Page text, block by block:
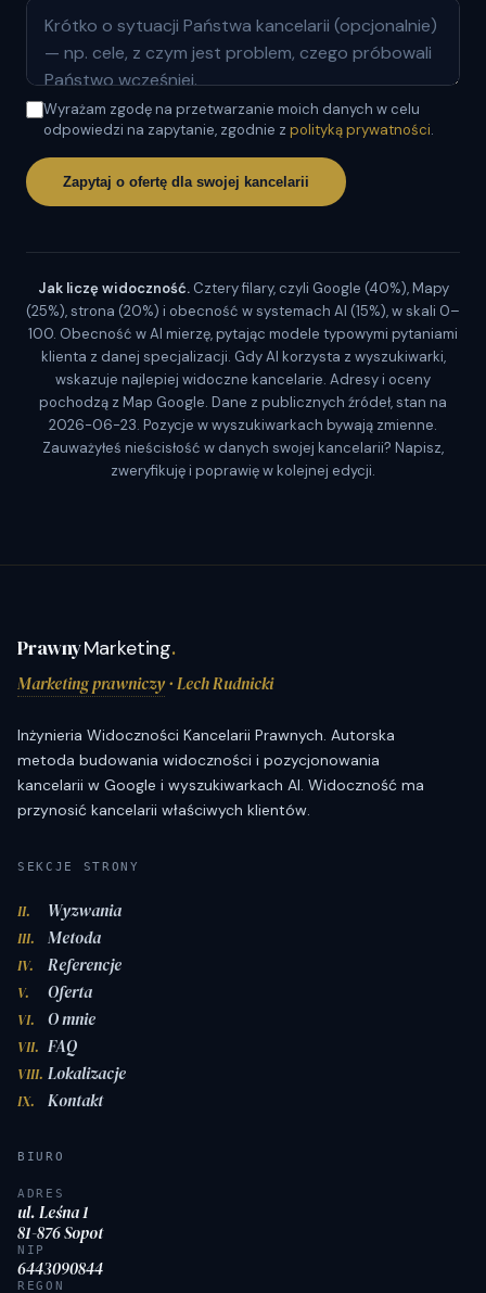
Wyrażam zgodę na przetwarzanie moich danych w celu
odpowiedzi na zapytanie, zgodnie z polityką prywatności.
Zapytaj o ofertę dla swojej kancelarii
Jak liczę widoczność.Cztery filary, czyli Google (40%), Mapy
(25%), strona (20%) i obecność w systemach AI (15%), w skali 0–
100. Obecność w AI mierzę, pytając modele typowymi pytaniami
klienta z danej specjalizacji. Gdy AI korzysta z wyszukiwarki,
wskazuje najlepiej widoczne kancelarie. Adresy i oceny
pochodzą z Map Google. Dane z publicznych źródeł, stan na
2026-06-23. Pozycje w wyszukiwarkach bywają zmienne.
Zauważyłeś nieścisłość w danych swojej kancelarii? Napisz,
zweryfikuję i poprawię w kolejnej edycji.
PrawnyMarketing.
Marketing prawniczy· Lech Rudnicki
Inżynieria Widoczności Kancelarii Prawnych. Autorska
metoda budowania widoczności i pozycjonowania
kancelarii w Google i wyszukiwarkach AI. Widoczność ma
przynosić kancelarii właściwych klientów.
SEKCJE STRONY
II. Wyzwania
III. Metoda
IV. Referencje
V. Oferta
VI. O mnie
VII. FAQ
VIII. Lokalizacje
IX. Kontakt
BIURO
ADRES
ul. Leśna 1
81-876 Sopot
NIP
6443090844
REGON